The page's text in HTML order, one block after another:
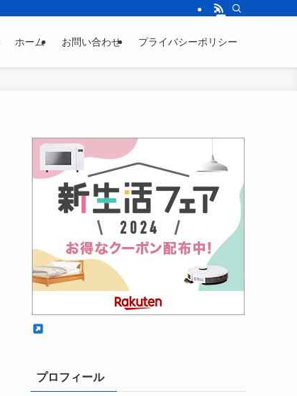
ホーム お問い合わせ プライバシーポリシー
プロフィール